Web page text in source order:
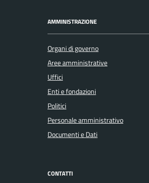
AMMINISTRAZIONE
Organi di governo
Aree amministrative
Uffici
Enti e fondazioni
Politici
Personale amministrativo
Documenti e Dati
CONTATTI